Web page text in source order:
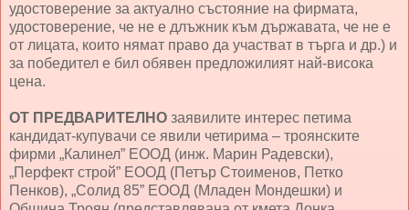
удостоверение за актуално състояние на фирмата,
удостоверение, че не е длъжник към държавата, че не е
от лицата, които нямат право да участват в търга и др.) и
за победител е бил обявен предложилият най-висока
цена.
ОТ ПРЕДВАРИТЕЛНО заявилите интерес петима
кандидат-купувачи се явили четирима – троянските
фирми „Калинел” ЕООД (инж. Марин Радевски),
„Перфект строй” ЕООД (Петър Стоименов, Петко
Пенков), „Солид 85” ЕООД (Младен Мондешки) и